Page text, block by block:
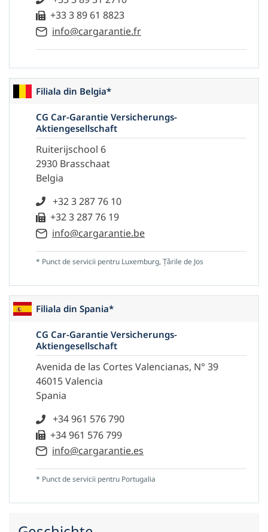
+33 3 89 61 8823
info@cargarantie.fr
Filiala din Belgia*
CG Car-Garantie Versicherungs-
Aktiengesellschaft
Ruiterijschool 6
2930 Brasschaat
Belgia
+32 3 287 76 10
+32 3 287 76 19
info@cargarantie.be
* Punct de servicii pentru Luxemburg, Țările de Jos
Filiala din Spania*
CG Car-Garantie Versicherungs-
Aktiengesellschaft
Avenida de las Cortes Valencianas, N° 39
46015 Valencia
Spania
+34 961 576 790
+34 961 576 799
info@cargarantie.es
* Punct de servicii pentru Portugalia